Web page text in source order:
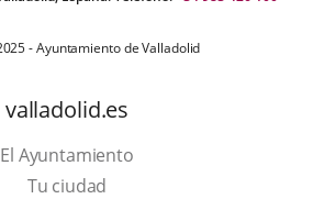
- Ayuntamiento de Valladolid
valladolid.es
El Ayuntamiento
Tu ciudad